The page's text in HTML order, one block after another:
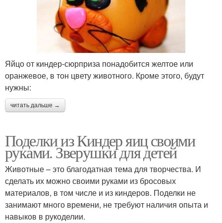
Яйцо от киндер-сюрприза понадобится желтое или
оранжевое, в тон цвету животного. Кроме этого, будут
нужны:
читать дальше →
Поделки из Киндер яиц своими
руками. Зверушки для детей
Животные – это благодатная тема для творчества. И
сделать их можно своими руками из бросовых
материалов, в том числе и из киндеров. Поделки не
занимают много времени, не требуют наличия опыта и
навыков в рукоделии.